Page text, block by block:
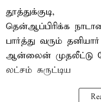
தூத்துக்குடி,
தென்ஆப்பிரிக்க
பார்த்து வரும்
ஆன்லைன் முதலீட்டு
லட்சம் சுருட்டிய